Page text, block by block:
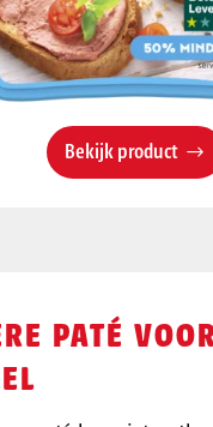
Bekijk product
PATÉ